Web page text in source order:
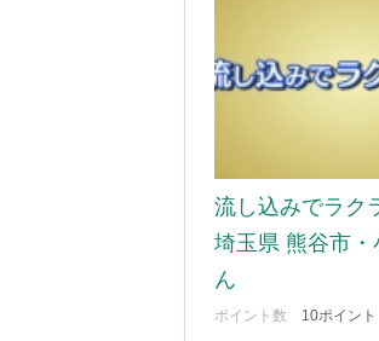
流し込みでラク
埼玉県 熊谷市
ん
ポイント数 10ポイント